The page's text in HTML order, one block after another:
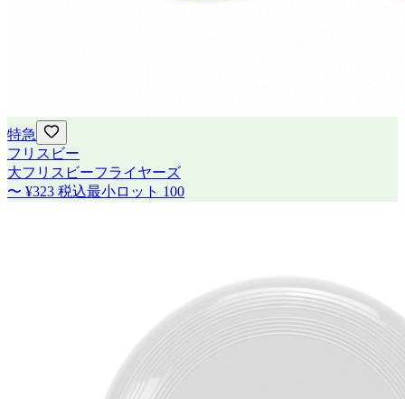
特急
フリスビー
大フリスビーフライヤーズ
〜 ¥323 税込最小ロット 100